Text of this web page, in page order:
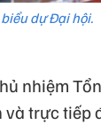
dự Đại hội.
nhiệm
trực tiếp